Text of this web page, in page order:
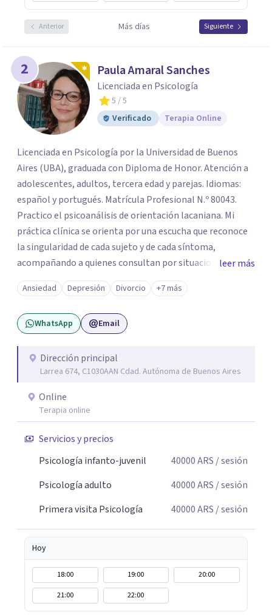
Anterior Más días Siguiente
2 Paula Amaral Sanches
Licenciada en Psicología
5 / 5
Verificado
Terapia Online
Licenciada en Psicología por la Universidad de Buenos
Aires (UBA), graduada con Diploma de Honor. Atención a
adolescentes, adultos, tercera edad y parejas. Idiomas:
español y portugués. Matrícula Profesional N.º 80043.
Practico el psicoanálisis de orientación lacaniana. Mi
práctica clínica se orienta por una escucha que reconoce
la singularidad de cada sujeto y de cada síntoma,
acompañando a quienes consultan por situaciones de
angustia, dificultades en los vínculos, inhibiciones,
duelos, crisis vitales, padecimientos subjetivos y otros
modos de malestar. La práctica analítica propone un
espacio de palabra donde cada sujeto pueda interrogar
construcción de una respuesta singular frente a su
malestar.
leer más
Ansiedad Depresión Divorcio +7 más
WhatsApp Email
Dirección principal
Larrea 674, C1030AAN Cdad. Autónoma de Buenos Aires
Online
Terapia online
Servicios y precios
Psicología infanto-juvenil
40000ARS / sesión
Psicología adulto
40000ARS / sesión
Primera visita Psicología
40000ARS / sesión
Hoy
18:00 19:00
20:00
21:00
22:00